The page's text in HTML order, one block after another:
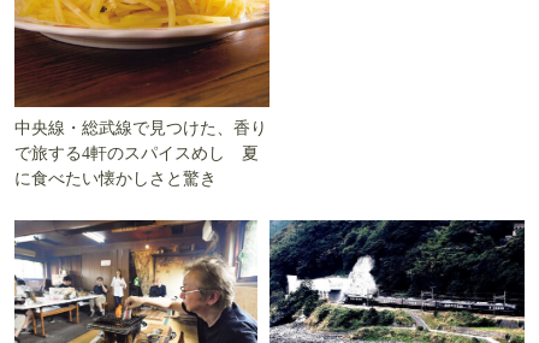
中央線・総武線で見つけた、香り
で旅する4軒のスパイスめし 夏
に食べたい懐かしさと驚き